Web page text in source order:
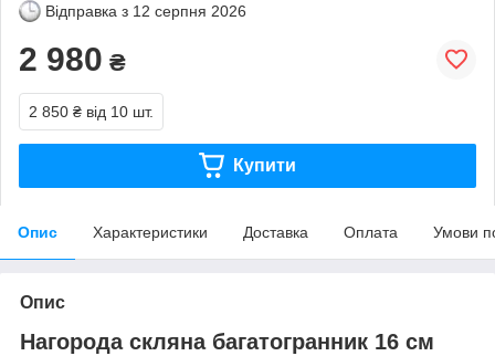
Відправка з 12 серпня 2026
2 980 ₴
2 850 ₴ від 10 шт.
Купити
Опис Характеристики Доставка Оплата Умови
Опис
Нагорода скляна багатогранник 16 см